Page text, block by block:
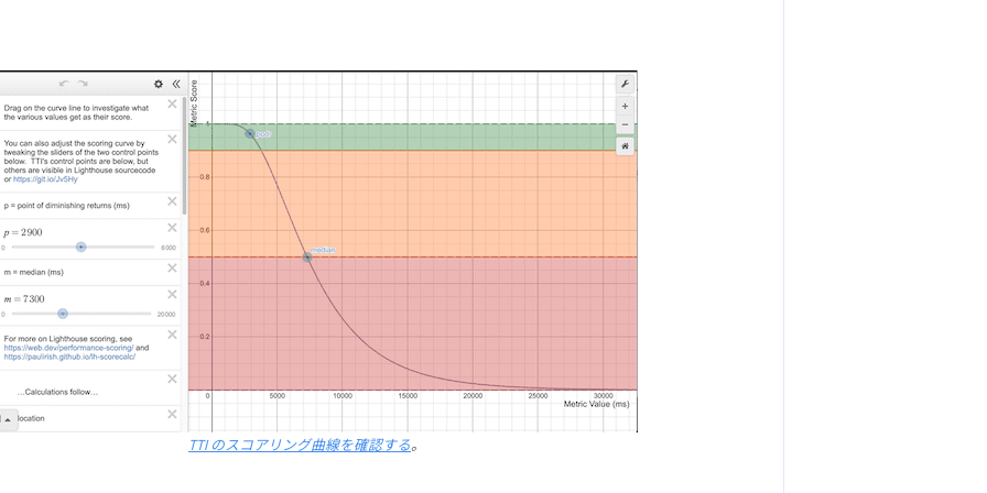
TTI のスコアリング曲線を確認する。